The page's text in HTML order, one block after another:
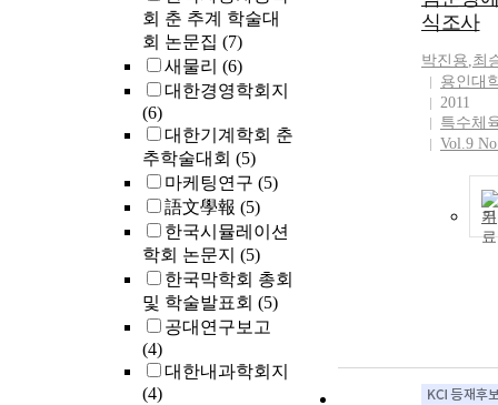
회 춘 추계 학술대
회 논문집 (7)
새물리 (6)
대한경영학회지
(6)
대한기계학회 춘
추학술대회 (5)
마케팅연구 (5)
語文學報 (5)
한국시뮬레이션
학회 논문지 (5)
한국막학회 총회
및 학술발표회 (5)
공대연구보고
(4)
대한내과학회지
(4)
식조사
박진용,최
용인대
2011
특수체
Vol.9
기